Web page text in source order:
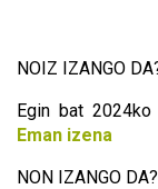
NOIZ IZANGO
Egin bat 2024ko
Eman izena
NON IZANGO DA?